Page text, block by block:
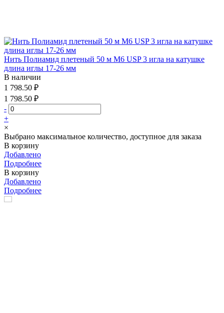
Нить Полиамид плетеный 50 м М6 USP 3 игла на катушке
длина иглы 17-26 мм
В наличии
1 798.50 ₽
1 798.50 ₽
-
+
×
Выбрано максимальное количество, доступное для заказа
В корзину
Добавлено
Подробнее
В корзину
Добавлено
Подробнее